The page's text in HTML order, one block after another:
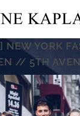
NEW YORK
// 5TH